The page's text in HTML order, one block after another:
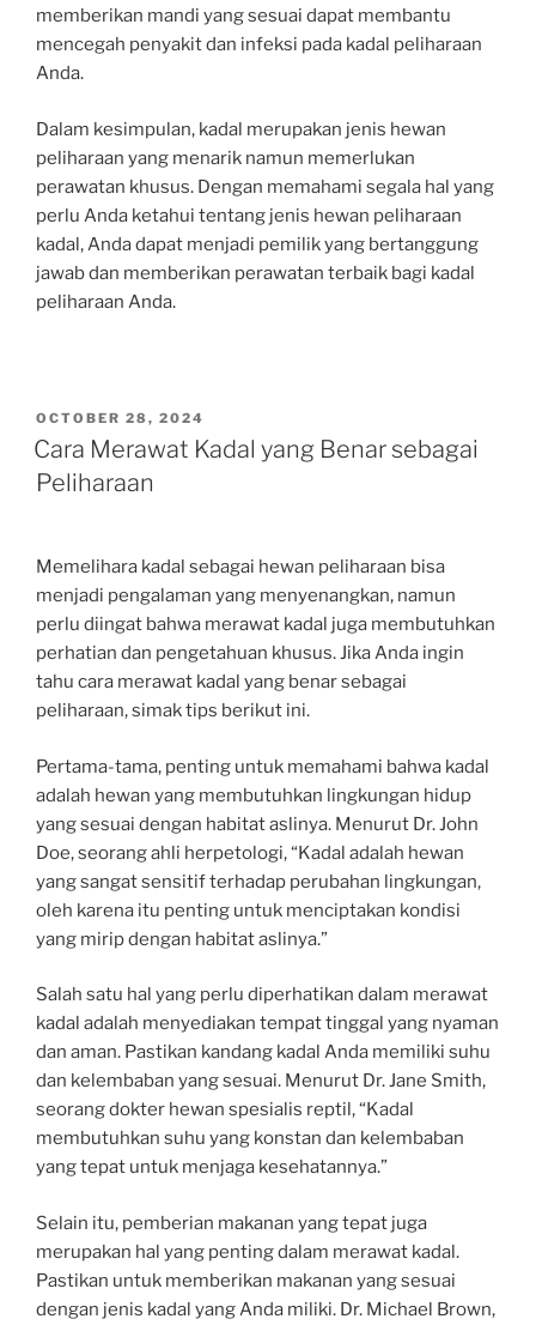
memberikan mandi yang sesuai dapat membantu
mencegah penyakit dan infeksi pada kadal peliharaan
Anda.
Dalam kesimpulan, kadal merupakan jenis hewan
peliharaan yang menarik namun memerlukan
perawatan khusus. Dengan memahami segala hal yang
perlu Anda ketahui tentang jenis hewan peliharaan
kadal, Anda dapat menjadi pemilik yang bertanggung
jawab dan memberikan perawatan terbaik bagi kadal
peliharaan Anda.
POSTED
ON
OCTOBER 28, 2024
Cara Merawat Kadal yang Benar sebagai
Peliharaan
Memelihara kadal sebagai hewan peliharaan bisa
menjadi pengalaman yang menyenangkan, namun
perlu diingat bahwa merawat kadal juga membutuhkan
perhatian dan pengetahuan khusus. Jika Anda ingin
tahu cara merawat kadal yang benar sebagai
peliharaan, simak tips berikut ini.
Pertama-tama, penting untuk memahami bahwa kadal
adalah hewan yang membutuhkan lingkungan hidup
yang sesuai dengan habitat aslinya. Menurut Dr. John
Doe, seorang ahli herpetologi, “Kadal adalah hewan
yang sangat sensitif terhadap perubahan lingkungan,
oleh karena itu penting untuk menciptakan kondisi
yang mirip dengan habitat aslinya.”
Salah satu hal yang perlu diperhatikan dalam merawat
kadal adalah menyediakan tempat tinggal yang nyaman
dan aman. Pastikan kandang kadal Anda memiliki suhu
dan kelembaban yang sesuai. Menurut Dr. Jane Smith,
seorang dokter hewan spesialis reptil, “Kadal
membutuhkan suhu yang konstan dan kelembaban
yang tepat untuk menjaga kesehatannya.”
Selain itu, pemberian makanan yang tepat juga
merupakan hal yang penting dalam merawat kadal.
Pastikan untuk memberikan makanan yang sesuai
dengan jenis kadal yang Anda miliki. Dr. Michael Brown,